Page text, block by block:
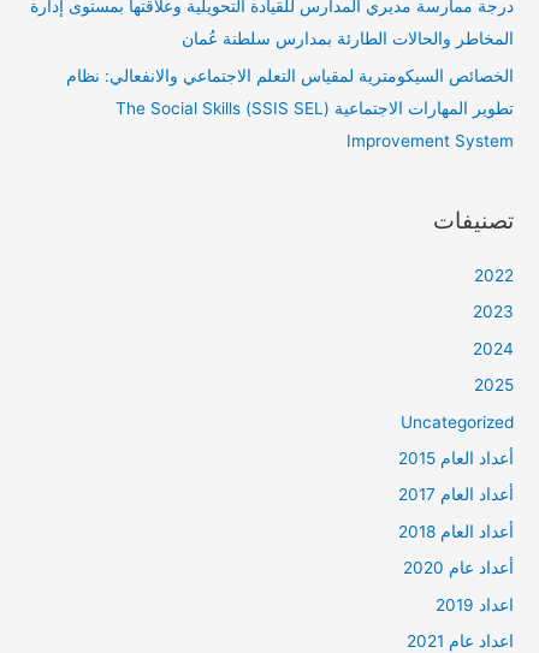
درجة ممارسة مديري المدارس للقيادة التحويلية وعلاقتها بمستوى إدارة
المخاطر والحالات الطارئة بمدارس سلطنة عُمان
الخصائص السيكومترية لمقياس التعلم الاجتماعي والانفعالي: نظام
تطوير المهارات الاجتماعية (SSIS SEL) The Social Skills
Improvement System
تصنيفات
2022
2023
2024
2025
Uncategorized
أعداد العام 2015
أعداد العام 2017
أعداد العام 2018
أعداد عام 2020
اعداد 2019
اعداد عام 2021